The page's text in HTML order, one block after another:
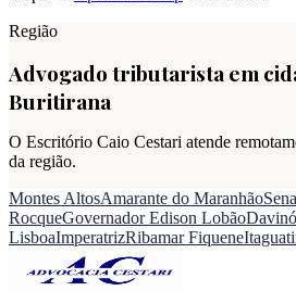
Região
Advogado tributarista em
Buritirana
O Escritório Caio Cestari atende
da região.
Montes AltosAmarante do Maranhão
RocqueGovernador Edison Lobão
LisboaImperatrizRibamar Fiquene